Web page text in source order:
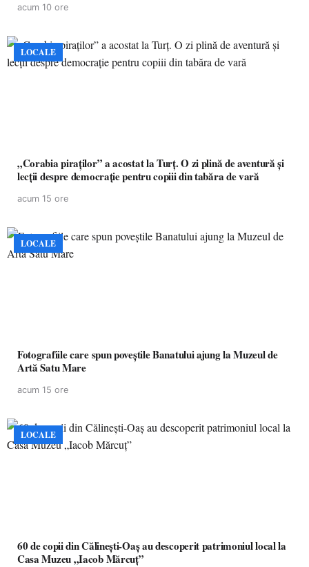
acum 10 ore
LOCALE
„Corabia piraților” a acostat la Turț. O zi plină de aventură și
lecții despre democrație pentru copiii din tabăra de vară
acum 15 ore
LOCALE
Fotografiile care spun poveștile Banatului ajung la Muzeul de
Artă Satu Mare
acum 15 ore
LOCALE
60 de copii din Călinești-Oaș au descoperit patrimoniul local la
Casa Muzeu „Iacob Mărcuț”